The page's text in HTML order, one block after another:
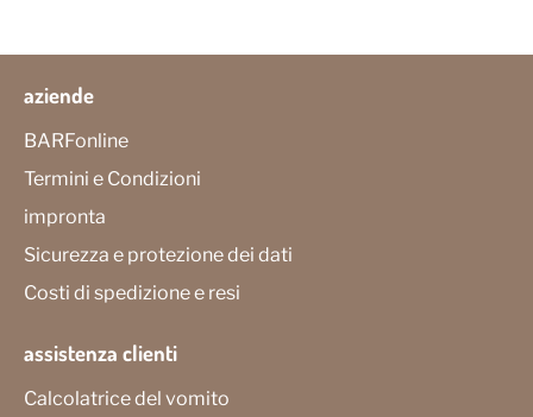
aziende
BARFonline
Termini e Condizioni
impronta
Sicurezza e protezione dei dati
Costi di spedizione e resi
assistenza clienti
Calcolatrice del vomito